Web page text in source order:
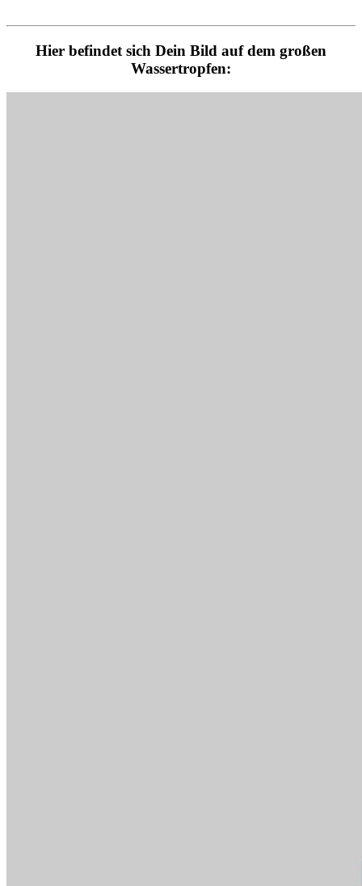
Hier befindet sich Dein Bild auf dem großen
Wassertropfen: